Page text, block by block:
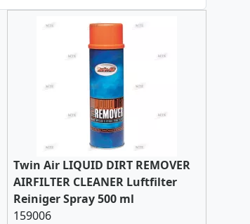
Twin Air LIQUID DIRT REMOVER
AIRFILTER CLEANER Luftfilter
Reiniger Spray 500 ml
159006